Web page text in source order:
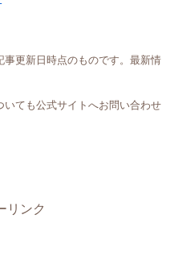
更新日時点のものです。最新情
ても公式サイトへお問い合わせ
リンク